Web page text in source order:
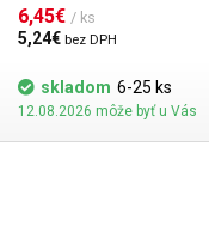
6,45€ / ks
5,24€ bez DPH
skladom 6-25 ks
12.08.2026 môže byť u Vás